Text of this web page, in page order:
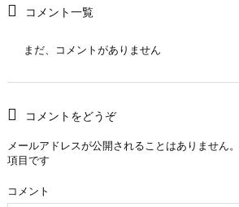
コメント一覧
まだ、コメントがありません
コメントをどうぞ
メールアドレスが公開されることはありません。
項目です
コメント